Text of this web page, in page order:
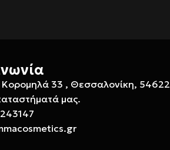
Κορομηλά 33 , Θεσσαλονίκη, 54622
μας.